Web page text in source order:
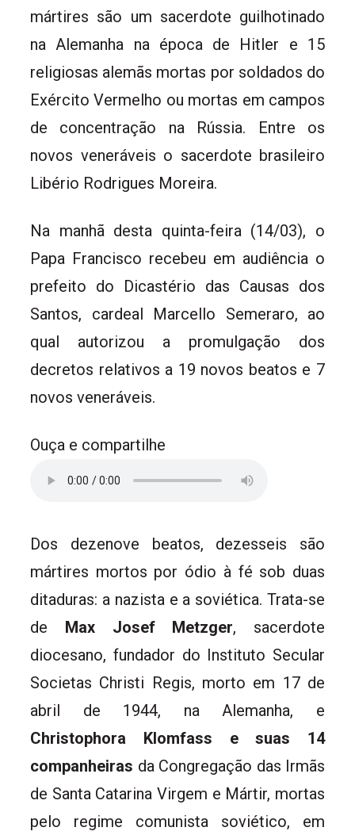
mártires são um sacerdote guilhotinado
na Alemanha na época de Hitler e 15
religiosas alemãs mortas por soldados do
Exército Vermelho ou mortas em campos
de concentração na Rússia. Entre os
novos veneráveis o sacerdote brasileiro
Libério Rodrigues Moreira.
Na manhã desta quinta-feira (14/03), o
Papa Francisco recebeu em audiência o
prefeito do Dicastério das Causas dos
Santos, cardeal Marcello Semeraro, ao
qual autorizou a promulgação dos
decretos relativos a 19 novos beatos e 7
novos veneráveis.
Ouça e compartilhe
Dos dezenove beatos, dezesseis são
mártires mortos por ódio à fé sob duas
ditaduras: a nazista e a soviética. Trata-se
de Max Josef Metzger, sacerdote
diocesano, fundador do Instituto Secular
Societas Christi Regis, morto em 17 de
abril de 1944, na Alemanha, e
Christophora Klomfass e suas 14
companheiras da Congregação das Irmãs
de Santa Catarina Virgem e Mártir, mortas
pelo regime comunista soviético, em